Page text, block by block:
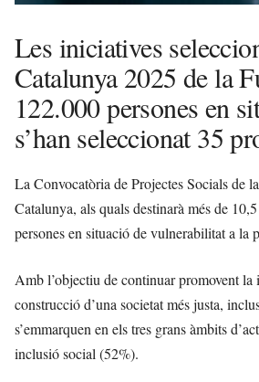
Les iniciatives
Catalunya 2025 de la
122.000 persones en
s’han seleccionat 35
La Convocatòria de Projectes Socials de
Catalunya, als quals destinarà més de
persones en situació de vulnerabilitat a la
Amb l’objectiu de continuar promovent
construcció d’una societat més justa,
s’emmarquen en els tres grans àmbits
inclusió social (52%).